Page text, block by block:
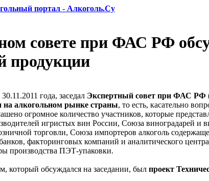
портал - Алкоголь.Су
совете при ФАС РФ
продукции
года, заседал Экспертный совет при ФАС РФ
на алкогольном рынке страны, то есть, касательно
огромное количество участников, которые
игристых вин России, Союза виноградарей и
торговли, Союза импортеров алкоголь
факторинговых компаний и аналитического
производства ПЭТ-упаковки.
который обсуждался на заседании, был проект